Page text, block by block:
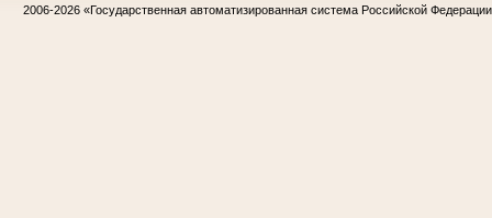
2006-2026 «Государственная автоматизированная система Российской